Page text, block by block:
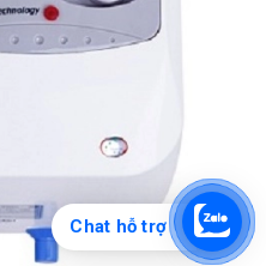
Chat hỗ trợ